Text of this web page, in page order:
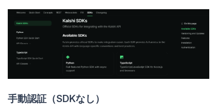
手動認証（SDKなし）